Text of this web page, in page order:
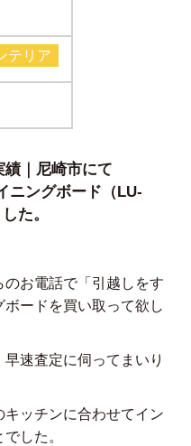
テリア
｜尼崎市にて
ニングボード（LU-
た。
お電話で「引越しをす
ードを買い取って欲し
速査定に伺ってまいり
ッチンに合わせてイン
した。